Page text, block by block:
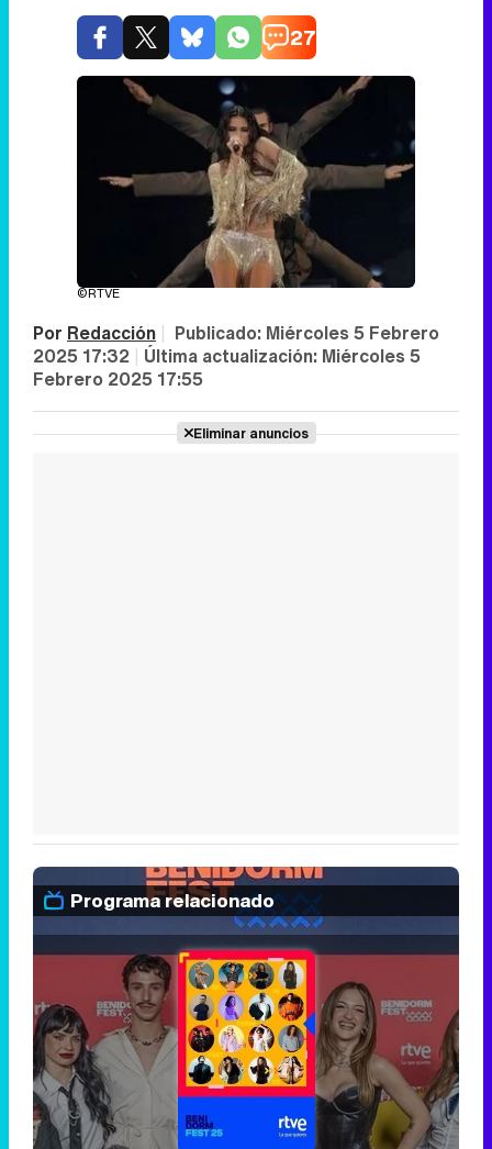
27
©RTVE
Por Redacción | Publicado: Miércoles 5 Febrero
2025 17:32 | Última actualización: Miércoles 5
Febrero 2025 17:55
Eliminar anuncios
Programa relacionado